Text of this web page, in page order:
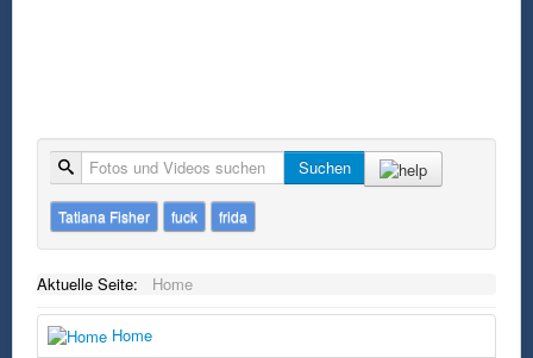
Suche Suchen
Tatiana Fisher fuck frida
Aktuelle Seite: Home
Home